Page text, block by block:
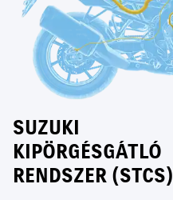
SUZUKI
KIPÖRGÉSGÁTLÓ
RENDSZER (STCS)